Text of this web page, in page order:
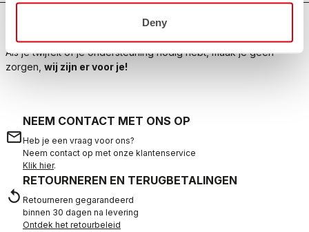
Deny
Als je twijfelt of je ondersteuning nodig hebt, maak je geen
zorgen, wij zijn er voor je!
email
NEEM CONTACT MET ONS OP
Heb je een vraag voor ons?
Neem contact op met onze klantenservice
Klik hier.
replay
RETOURNEREN EN TERUGBETALINGEN
Retourneren gegarandeerd
binnen 30 dagen na levering
Ontdek het retourbeleid